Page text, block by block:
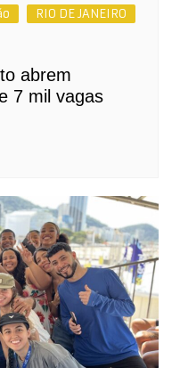
RIO DE JANEIRO
abrem
7 mil vagas